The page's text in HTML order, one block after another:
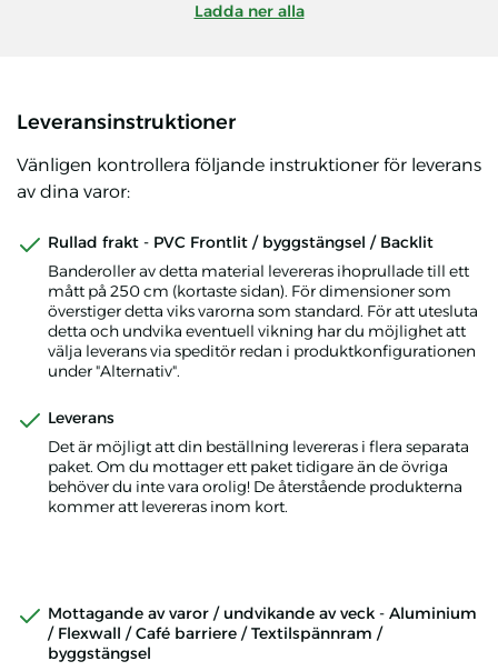
Ladda ner alla
Leveransinstruktioner
Vänligen kontrollera följande instruktioner för leverans
av dina varor:
Rullad frakt - PVC Frontlit / byggstängsel / Backlit
Banderoller av detta material levereras ihoprullade till ett
mått på 250 cm (kortaste sidan). För dimensioner som
överstiger detta viks varorna som standard. För att utesluta
detta och undvika eventuell vikning har du möjlighet att
välja leverans via speditör redan i produktkonfigurationen
under "Alternativ".
Leverans
Det är möjligt att din beställning levereras i flera separata
paket. Om du mottager ett paket tidigare än de övriga
behöver du inte vara orolig! De återstående produkterna
kommer att levereras inom kort.
Mottagande av varor / undvikande av veck - Aluminium
/ Flexwall / Café barriere / Textilspännram /
byggstängsel